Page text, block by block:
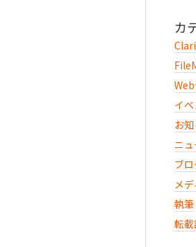
カ
イ
お
ニ
ブ
メ
執筆
転